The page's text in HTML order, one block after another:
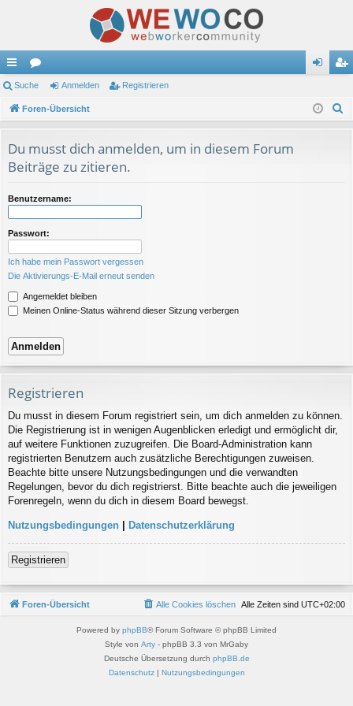
ch
ne
ug
or
en m ist
Suche Anmelden Registrieren
Foren-Übersicht
Du musst dich anmelden, um in diesem Forum
Beiträge zu zitieren.
Benutzername:
Passwort:
Ich habe mein Passwort vergessen
Die Aktivierungs-E-Mail erneut senden
Angemeldet bleiben
Meinen Online-Status während dieser Sitzung verbergen
Registrieren
Du musst in diesem Forum registriert sein, um dich anmelden zu können.
Die Registrierung ist in wenigen Augenblicken erledigt und ermöglicht dir,
auf weitere Funktionen zuzugreifen. Die Board-Administration kann
registrierten Benutzern auch zusätzliche Berechtigungen zuweisen.
Beachte bitte unsere Nutzungsbedingungen und die verwandten
Regelungen, bevor du dich registrierst. Bitte beachte auch die jeweiligen
Forenregeln, wenn du dich in diesem Board bewegst.
Nutzungsbedingungen | Datenschutzerklärung
Registrieren
Foren-Übersicht Alle Zeiten sind UTC+02:00
Alle Cookies löschen
Powered by phpBB® Forum Software © phpBB Limited
Style von Arty - phpBB 3.3 von MrGaby
Deutsche Übersetzung durch phpBB.de
Datenschutz| Nutzungsbedingungen